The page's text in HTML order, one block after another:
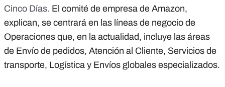
Cinco Días. El comité de empresa de Amazon,
explican, se centrará en las líneas de negocio de
Operaciones que, en la actualidad, incluye las áreas
de Envío de pedidos, Atención al Cliente, Servicios de
transporte, Logística y Envíos globales especializados.